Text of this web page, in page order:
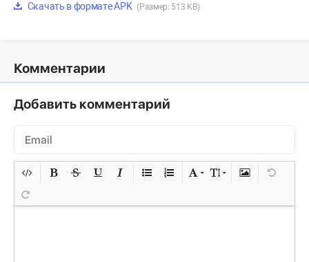
Скачать в формате APK (Размер: 513 KB)
Комментарии
Добавить комментарий